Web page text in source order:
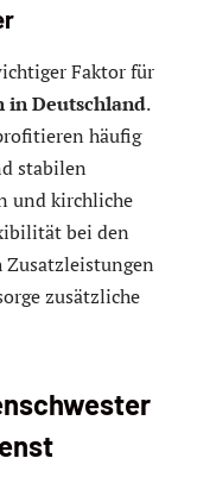
Faktor für
in Deutschland.
häufig
stabilen
und kirchliche
bei den
zusätzliche